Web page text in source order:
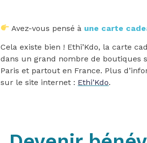
Avez-vous pensé à une carte
Cela existe bien ! Ethi’Kdo, la carte
dans un grand nombre de boutiques
Paris et partout en France. Plus
sur le site internet : Ethi’Kdo.